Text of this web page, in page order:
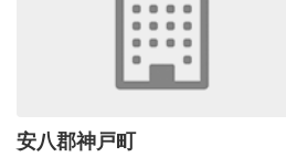
安八郡神戸町